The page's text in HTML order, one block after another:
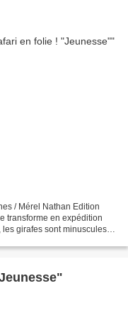
/ Mérel Nathan Edition
transforme en expédition
girafes sont minuscules,